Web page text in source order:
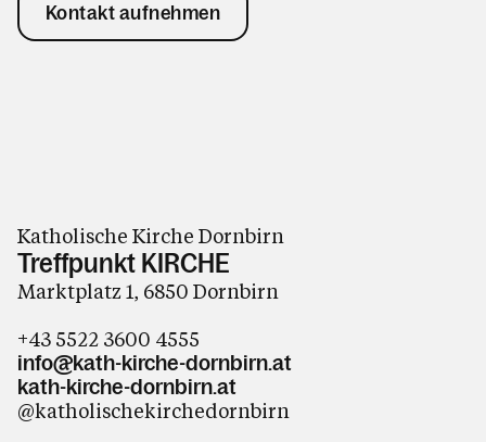
Kontakt aufnehmen
Katholische Kirche Dornbirn
Treffpunkt KIRCHE
Marktplatz 1, 6850 Dornbirn
+43 5522 3600 4555
info@kath-kirche-dornbirn.at
kath-kirche-dornbirn.at
@katholischekirchedornbirn